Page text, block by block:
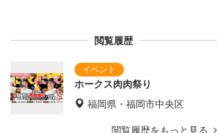
閲覧履歴
ホークス肉肉祭り
福岡県・福岡市中央区
閲覧履歴をもっと見る